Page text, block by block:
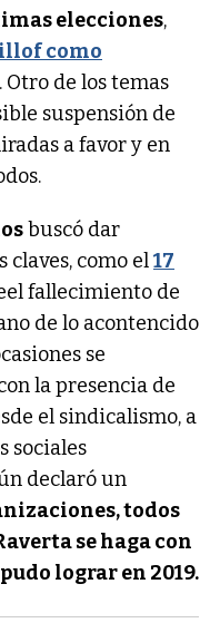
elecciones,
como
. Otro de los temas
suspensión de
a favor y en
buscó dar
claves, como el17
fallecimiento de
de lo acontencido
se
la presencia de
el sindicalismo, a
sociales
declaró un
todos
se haga con
lograr en 2019.